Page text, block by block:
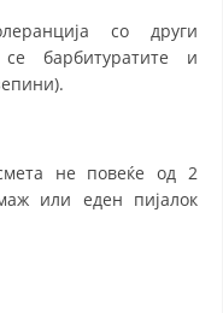
со други
барбитуратите и
не повеќе од 2
или еден пијалок